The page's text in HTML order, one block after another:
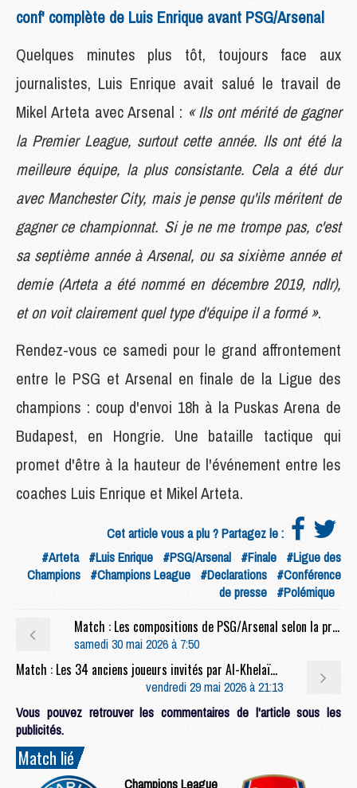
conf' complète de Luis Enrique avant PSG/Arsenal
Quelques minutes plus tôt, toujours face aux
journalistes, Luis Enrique avait salué le travail de
Mikel Arteta avec Arsenal : « Ils ont mérité de gagner
la Premier League, surtout cette année. Ils ont été la
meilleure équipe, la plus consistante. Cela a été dur
avec Manchester City, mais je pense qu'ils méritent de
gagner ce championnat. Si je ne me trompe pas, c'est
sa septième année à Arsenal, ou sa sixième année et
demie (Arteta a été nommé en décembre 2019, ndlr),
et on voit clairement quel type d'équipe il a formé ».
Rendez-vous ce samedi pour le grand affrontement
entre le PSG et Arsenal en finale de la Ligue des
champions : coup d'envoi 18h à la Puskas Arena de
Budapest, en Hongrie. Une bataille tactique qui
promet d'être à la hauteur de l'événement entre les
coaches Luis Enrique et Mikel Arteta.
Cet article vous a plu ? Partagez le :
#Arteta #Luis Enrique #PSG/Arsenal #Finale #Ligue des
Champions #Champions League #Declarations #Conférence
de presse #Polémique
Match : Les compositions de PSG/Arsenal selon la presse
samedi 30 mai 2026 à 7:50
Match : Les 34 anciens joueurs invités par Al-Khelaïfi pour PSG/Arsenal
vendredi 29 mai 2026 à 21:13
Vous pouvez retrouver les commentaires de l'article sous les
publicités.
Match lié
Champions League